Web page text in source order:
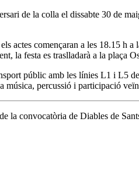
de la colla el dissabte 30 de
actes començaran a les 18.15 h
la festa es traslladarà a la plaça
públic amb les línies L1 i L5
música, percussió i participació
convocatòria de Diables de